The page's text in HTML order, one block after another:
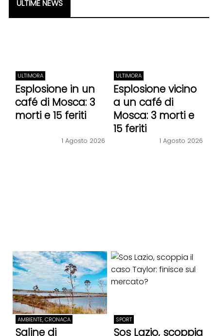
ULTIME NEWS
ULTIMORA
Esplosione in un
café di Mosca: 3
morti e 15 feriti
1 Agosto 2026
ULTIMORA
Esplosione vicino
a un café di
Mosca: 3 morti e
15 feriti
1 Agosto 2026
AMBIENTE, CRONACA
Saline di
SPORT
Sos Lazio, scoppia